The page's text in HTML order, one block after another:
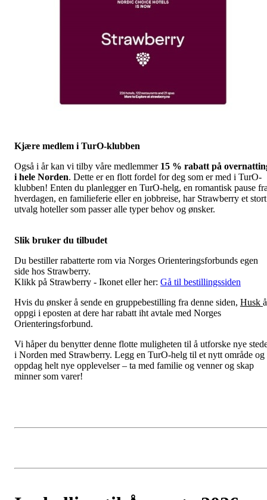
Kjære medlem i TurO-klubben
Også i år kan vi tilby våre medlemmer 15 % rabatt på
i hele Norden. Dette er en flott fordel for deg som er med i TurO-
klubben! Enten du planlegger en TurO-helg, en romantisk pause
hverdagen, en familieferie eller en jobbreise, har Strawberry et stort
utvalg hoteller som passer alle typer behov og ønsker.
Slik bruker du tilbudet
Du bestiller rabatterte rom via Norges Orienteringsforbunds egen
side hos Strawberry.
Klikk på Strawberry - Ikonet eller her: Gå til bestillingssiden
Hvis du ønsker å sende en gruppebestilling fra denne siden, Husk å
oppgi i eposten at dere har rabatt iht avtale med Norges
Orienteringsforbund.
Vi håper du benytter denne flotte muligheten til å utforske nye
i Norden med Strawberry. Legg en TurO-helg til et nytt område og
oppdag helt nye opplevelser – ta med familie og venner og skap
minner som varer!